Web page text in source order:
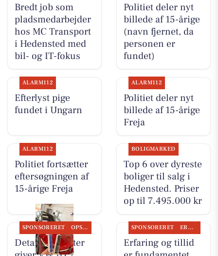
Bredt job som
pladsmedarbejder
hos MC Transport
i Hedensted med
bil- og IT-fokus
Politiet deler nyt
billede af 15-årige
(navn fjernet, da
personen er
fundet)
ALARM112
Efterlyst pige
fundet i Ungarn
ALARM112
Politiet deler nyt
billede af 15-årige
Freja
ALARM112
Politiet fortsætter
eftersøgningen af
15-årige Freja
BOLIGMARKED
Top 6 over dyreste
boliger til salg i
Hedensted. Priser
op til 7.495.000 kr
SPONSORERET OPSLAGSTAVLEN
Detailing Center
SPONSORERET ERHVERV
Erfaring og tillid